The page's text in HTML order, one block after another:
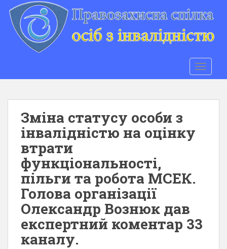
Зміна статусу особи з
інвалідністю на оцінку
втрати
функціональності,
пільги та робота МСЕК.
Голова організації
Олександр Вознюк дав
експертний коментар 33
каналу.